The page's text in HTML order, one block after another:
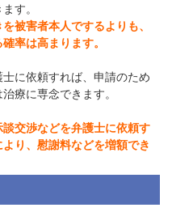
す。
被害者本人でするよりも、
率は高まります。
に依頼すれば、申請のため
療に専念できます。
交渉などを弁護士に依頼す
り、慰謝料などを増額でき